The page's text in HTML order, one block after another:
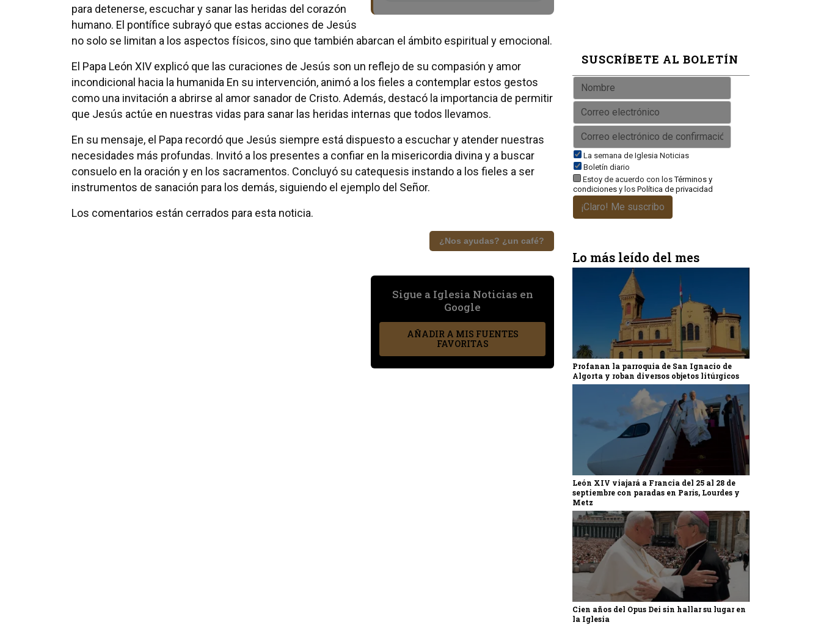
para detenerse, escuchar y sanar las heridas del corazón
humano. El pontífice subrayó que estas acciones de Jesús
no solo se limitan a los aspectos físicos, sino que también abarcan el ámbito espiritual y emocional.
El Papa León XIV explicó que las curaciones de Jesús son un reflejo de su compasión y amor
incondicional hacia la humanida En su intervención, animó a los fieles a contemplar estos gestos
como una invitación a abrirse al amor sanador de Cristo. Además, destacó la importancia de permitir
que Jesús actúe en nuestras vidas para sanar las heridas internas que todos llevamos.
En su mensaje, el Papa recordó que Jesús siempre está dispuesto a escuchar y atender nuestras
necesidades más profundas. Invitó a los presentes a confiar en la misericordia divina y a buscar
consuelo en la oración y en los sacramentos. Concluyó su catequesis instando a los fieles a ser
instrumentos de sanación para los demás, siguiendo el ejemplo del Señor.
Los comentarios están cerrados para esta noticia.
¿Nos ayudas? ¿un café?
Sigue a Iglesia Noticias en
Google
AÑADIR A MIS FUENTES
FAVORITAS
SUSCRÍBETE AL BOLETÍN
La semana de Iglesia Noticias
Boletín diario
Estoy de acuerdo con losTérminos y
condiciones y los Política de privacidad
¡Claro! Me suscribo
Lo más leído del mes
Profanan la parroquia de San Ignacio de
Algorta y roban diversos objetos litúrgicos
León XIV viajará a Francia del 25 al 28 de
septiembre con paradas en París, Lourdes y
Metz
Cien años del Opus Dei sin hallar su lugar en
la Iglesia